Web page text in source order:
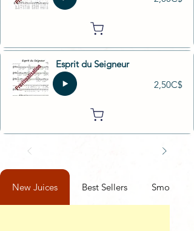
Esprit du Seigneur
2,50C$
New Juices Best Sellers Smoothies